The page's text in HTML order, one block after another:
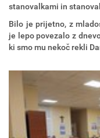
stanovalkami in
Bilo je prijetno, z
je lepo povezalo z
ki smo mu nekoč rekli